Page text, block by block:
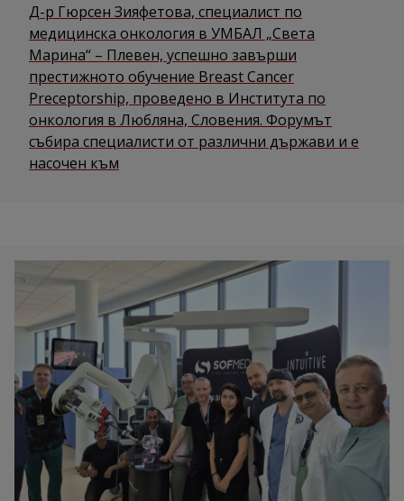
Д-р Гюрсен Зияфетова, специалист по
медицинска онкология в УМБАЛ „Света
Марина“ – Плевен, успешно завърши
престижното обучение Breast Cancer
Preceptorship, проведено в Института по
онкология в Любляна, Словения. Форумът
събира специалисти от различни държави и е
насочен към